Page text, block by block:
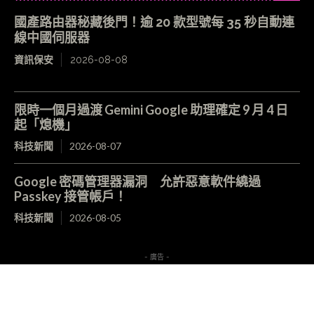
國產路由器秘藏後門！逾 20 款型號每 35 秒自動連
線中國伺服器
資訊保安 2026-08-08
限時一個月過渡 Gemini Google 助理確定 9 月 4 日
起「熄機」
科技新聞 2026-08-07
Google 密碼管理器漏洞 允許惡意軟件繞過
Passkey 接管帳戶！
科技新聞 2026-08-05
- 廣告 -